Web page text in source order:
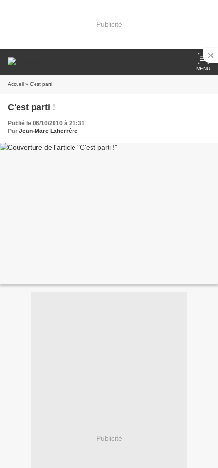
Publicité
MENU
Accueil » C'est parti !
C'est parti !
Publié le 06/10/2010 à 21:31
Par Jean-Marc Laherrère
Publicité